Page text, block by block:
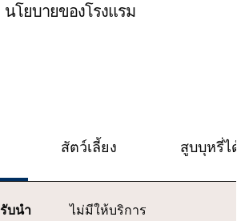
นโยบายของโรงแรม
สัตว์เลี้ยง สูบบุหรี่ได้
บนำ ไม่มีให้บริการ